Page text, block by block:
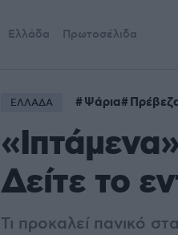
Ελλάδα Πρωτοσέλιδα
ΕΛΛΑΔΑ Ψάρια
Δείτε το
Τι προκαλεί πανικό